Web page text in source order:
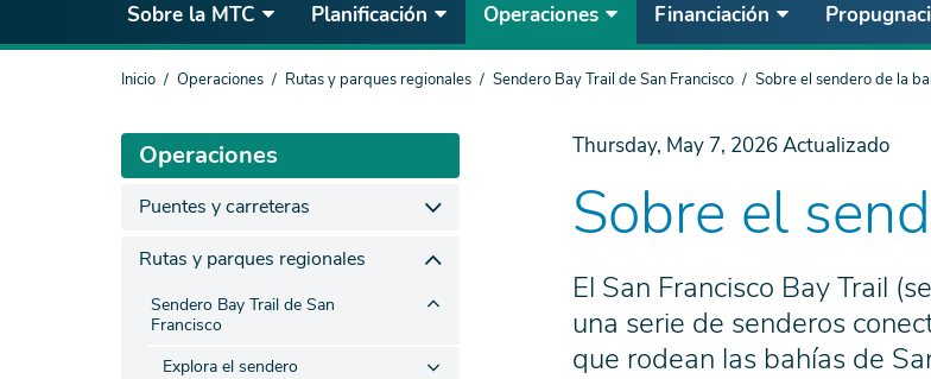
Sobre la MTC Planificación Operaciones Financiación
Estás
Inicio Operaciones Rutas y parques regionales Sendero Bay Trail de San Francisco Sobre el sendero de la
Thursday, May 7, 2026Actualizado
Sobre el
El San Francisco Bay Trail
una serie de senderos
que rodean las bahías de
Operaciones
Puentes y carreteras
Rutas y parques regionales
Sendero Bay Trail de San
Francisco
Explora el sendero